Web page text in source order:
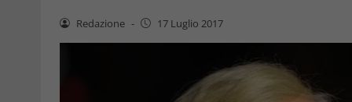
Redazione - 17 Luglio 2017